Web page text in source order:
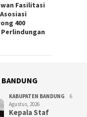
Fasilitasi
400
KABUPATEN BANDUNG
6
Agustus, 2026
Kepala Staf